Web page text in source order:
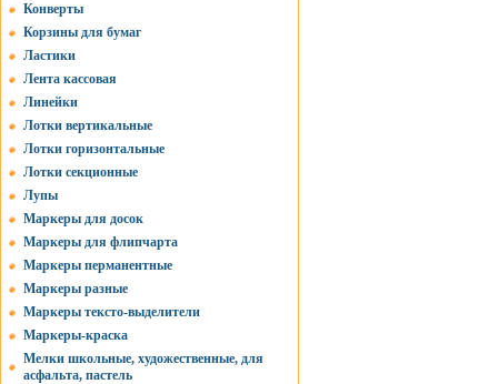
Конверты
Корзины для бумаг
Ластики
Лента кассовая
Линейки
Лотки вертикальные
Лотки горизонтальные
Лотки секционные
Лупы
Маркеры для досок
Маркеры для флипчарта
Маркеры перманентные
Маркеры разные
Маркеры тексто-выделители
Маркеры-краска
Мелки школьные, художественные, для
асфальта, пастель